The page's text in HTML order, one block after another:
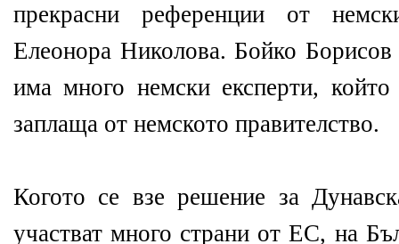
прекрасни референции от
Елеонора Николова. Бойко
има много немски експерти,
заплаща от немското правителство.
Когото се взе решение за
участват много страни от ЕС, на